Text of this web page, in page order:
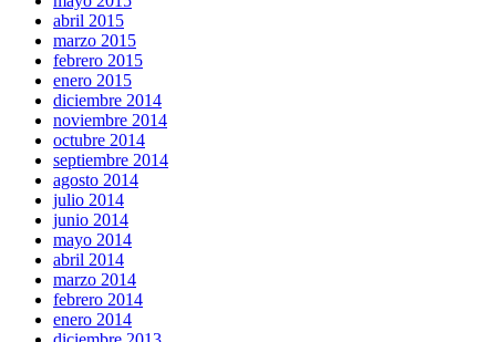
abril 2015
marzo 2015
febrero 2015
enero 2015
diciembre 2014
noviembre 2014
octubre 2014
septiembre 2014
agosto 2014
julio 2014
junio 2014
mayo 2014
abril 2014
marzo 2014
febrero 2014
enero 2014